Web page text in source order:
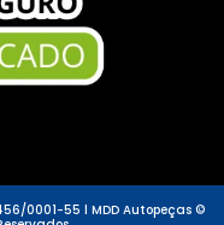
0001-55 l MDD Autopeças ©